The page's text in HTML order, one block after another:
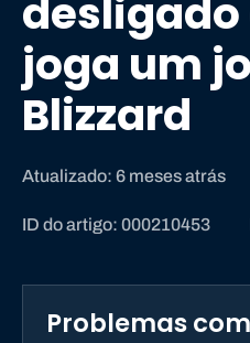
joga um
Blizzard
Atualizado: 6 meses atrás
ID do artigo: 000210453
Problemas